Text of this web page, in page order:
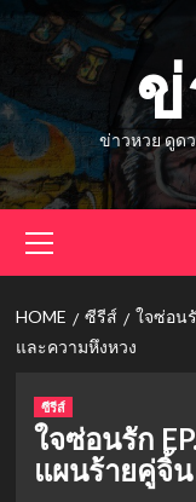
Skip
ข่าวหวย ดูด
Menu
HOME ซีรีส์
ใจซ่อน
และความหึงหวง
ซีรีส์
ใจซ่อนรัก
แผนร้ายคู่จิ้